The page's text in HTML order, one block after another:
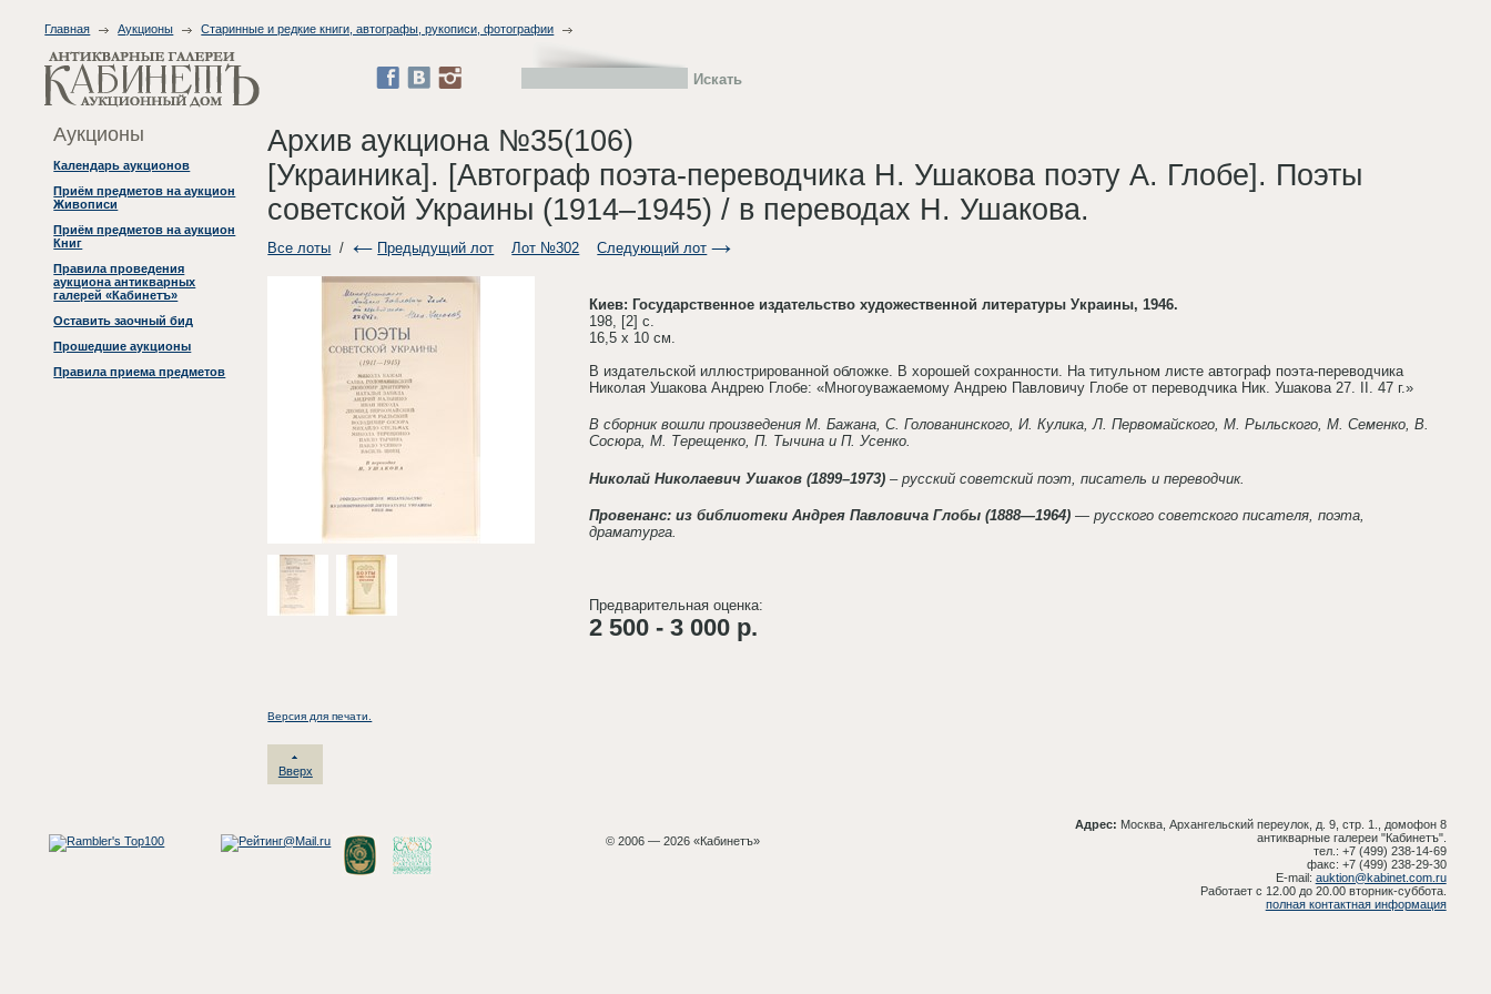
Главная Аукционы Старинные и редкие книги, автографы, рукописи, фотографии
Аукционы
Календарь аукционов
Приём предметов на аукцион
Живописи
Приём предметов на аукцион
Книг
Правила проведения
аукциона антикварных
галерей «Кабинетъ»
Оставить заочный бид
Прошедшие аукционы
Правила приема предметов
Архив аукциона №35(106)
[Украиника]. [Автограф поэта-переводчика Н. Ушакова поэту А. Глобе]. Поэты
советской Украины (1914–1945) / в переводах Н. Ушакова.
Все лоты / Предыдущий лот Лот №302 Следующий лот
Киев: Государственное издательство художественной литературы Украины, 1946.
198, [2] с.
16,5 х 10 см.
В издательской иллюстрированной обложке. В хорошей сохранности. На титульном листе автограф поэта-переводчика
Николая Ушакова Андрею Глобе: «Многоуважаемому Андрею Павловичу Глобе от переводчика Ник. Ушакова 27. II. 47 г.»
В сборник вошли произведения М. Бажана, С. Голованинского, И. Кулика, Л. Первомайского, М. Рыльского, М. Семенко, В.
Сосюра, М. Терещенко, П. Тычина и П. Усенко.
Николай Николаевич Ушаков (1899–1973)– русский советский поэт, писатель и переводчик.
Провенанс: из библиотеки Андрея Павловича Глобы (1888—1964) — русского советского писателя, поэта,
драматурга.
Предварительная оценка:
2 500 - 3 000 р.
Версия для печати.
Вверх
Адрес: Москва, Архангельский переулок, д. 9, стр. 1., домофон 8
антикварные галереи "Кабинетъ".
тел.: +7 (499) 238-14-69
факс: +7 (499) 238-29-30
E-mail: auktion@kabinet.com.ru
Работает с 12.00 до 20.00 вторник-суббота.
полная контактная информация
© 2006 — 2026 «Кабинетъ»